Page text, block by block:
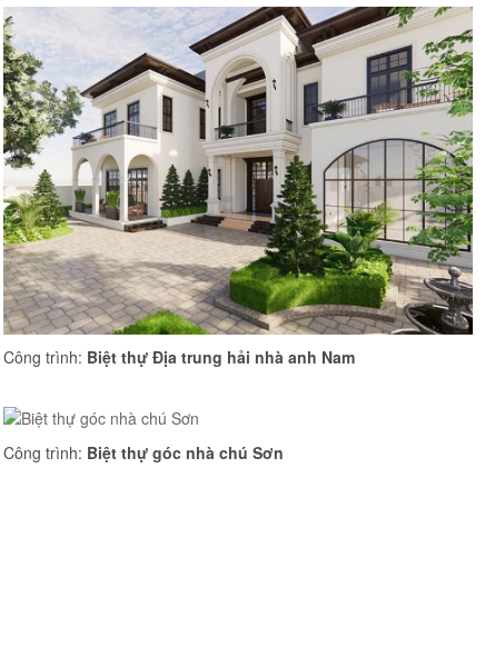
Công trình: Biệt thự Địa trung hải nhà anh Nam
Công trình: Biệt thự góc nhà chú Sơn